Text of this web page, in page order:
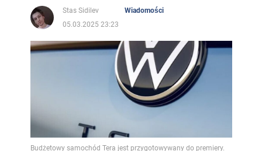
Stas Sidilev
Wiadomości
05.03.2025 23:23
Budżetowy samochód Tera jest przygotowywany do premiery.